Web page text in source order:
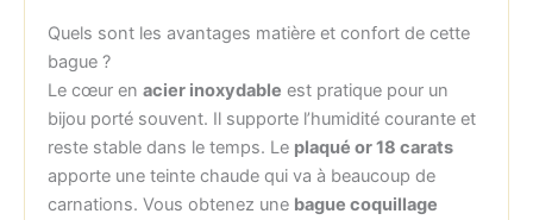
Quels sont les avantages matière et confort de cette
bague ?
Le cœur en acier inoxydable est pratique pour un
bijou porté souvent. Il supporte l’humidité courante et
reste stable dans le temps. Le plaqué or 18 carats
apporte une teinte chaude qui va à beaucoup de
carnations. Vous obtenez une bague coquillage